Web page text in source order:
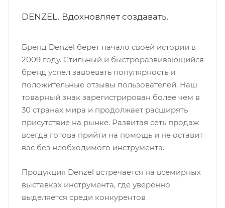
DENZEL. Вдохновляет создавать.
Бренд Denzel берет начало своей истории в
2009 году. Стильный и быстроразвивающийся
бренд успел завоевать популярность и
положительные отзывы пользователей. Наш
товарный знак зарегистрирован более чем в
30 странах мира и продолжает расширять
присутствие на рынке. Развитая сеть продаж
всегда готова прийти на помощь и не оставит
вас без необходимого инструмента.
Продукция Denzel встречается на всемирных
выставках инструмента, где уверенно
выделяется среди конкурентов